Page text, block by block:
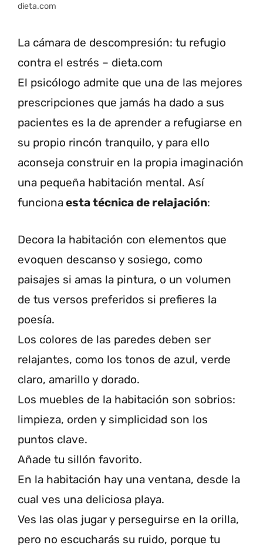
dieta.com
La cámara de descompresión: tu refugio
contra el estrés – dieta.com
El psicólogo admite que una de las mejores
prescripciones que jamás ha dado a sus
pacientes es la de aprender a refugiarse en
su propio rincón tranquilo, y para ello
aconseja construir en la propia imaginación
una pequeña habitación mental. Así
funcionaesta técnica de relajación:
Decora la habitación con elementos que
evoquen descanso y sosiego, como
paisajes si amas la pintura, o un volumen
de tus versos preferidos si prefieres la
poesía.
Los colores de las paredes deben ser
relajantes, como los tonos de azul, verde
claro, amarillo y dorado.
Los muebles de la habitación son sobrios:
limpieza, orden y simplicidad son los
puntos clave.
Añade tu sillón favorito.
En la habitación hay una ventana, desde la
cual ves una deliciosa playa.
Ves las olas jugar y perseguirse en la orilla,
pero no escucharás su ruido, porque tu